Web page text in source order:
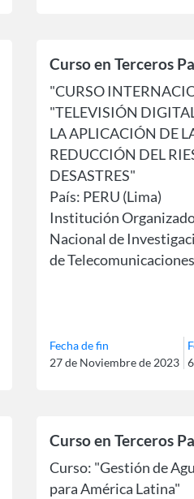
Curso en Terceros
"CURSO
"TELEVISIÓN
LA APLICACIÓN DE
REDUCCIÓN DEL
DESASTRES"
País: PERU (Lima)
Institución
Nacional de
de
Nacional de
Diciembre de 2023.
Fecha de fin
27 de Noviembre de 2023
Curso en Terceros
Curso: "Gestión de
para América Latina"